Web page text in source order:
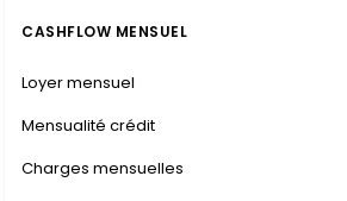
CASHFLOW MENSUEL
Loyer mensuel
Mensualité crédit
Charges mensuelles